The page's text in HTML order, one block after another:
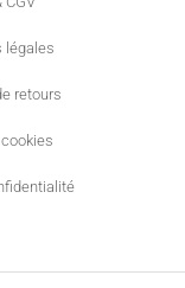
légales
retours